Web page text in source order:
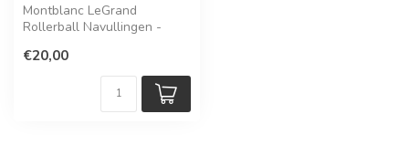
Montblanc LeGrand
Rollerball Navullingen -
MB128227
€20,00